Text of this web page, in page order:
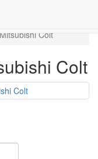
Colt
Colt